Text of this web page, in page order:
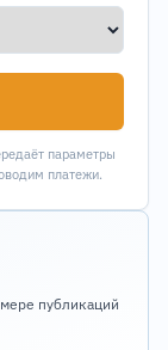
параметры
платежи.
публикаций